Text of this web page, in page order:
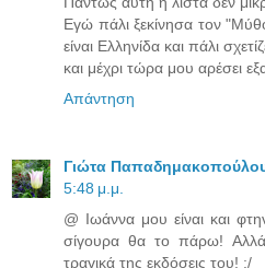
Εγώ πάλι ξεκίνησα τον
είναι Ελληνίδα και πάλι
και μέχρι τώρα μου αρέσει
Απάντηση
Γιώτα
5:48 μ.μ.
@ Ιωάννα μου είναι και
σίγουρα θα το πάρω! Αλλά
τραγικά της εκδόσεις του! :/